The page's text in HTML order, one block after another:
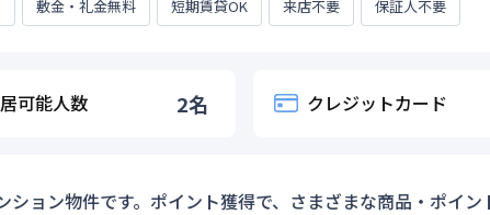
敷金・礼金無料 短期賃貸OK 来店不要 保証人不要
可能人数 2名 クレジットカード
ション物件です。ポイント獲得で、さまざまな商品・ポイ